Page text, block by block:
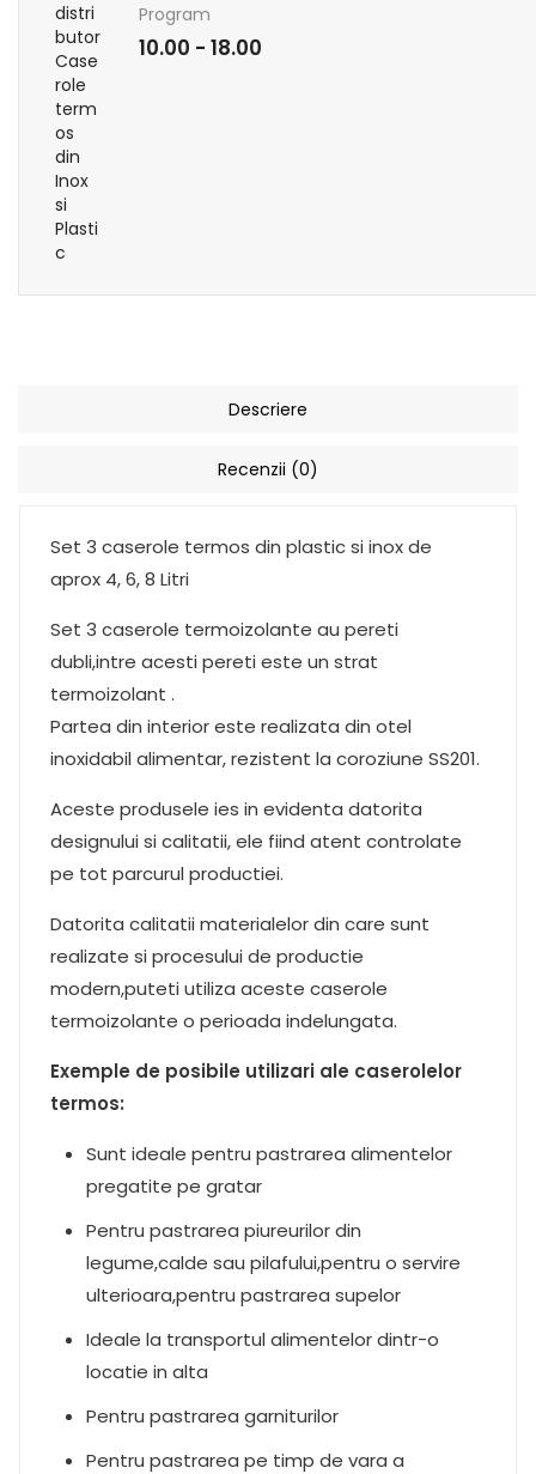
Program
10.00 - 18.00
Descriere
Recenzii (0)
Set 3 caserole termos din plastic si inox de
aprox 4, 6, 8 Litri
Set 3 caserole termoizolante au pereti
dubli,intre acesti pereti este un strat
termoizolant .
Partea din interior este realizata din otel
inoxidabil alimentar, rezistent la coroziune SS201.
Aceste produsele ies in evidenta datorita
designului si calitatii, ele fiind atent controlate
pe tot parcurul productiei.
Datorita calitatii materialelor din care sunt
realizate si procesului de productie
modern,puteti utiliza aceste caserole
termoizolante o perioada indelungata.
Exemple de posibile utilizari ale caserolelor
termos:
Sunt ideale pentru pastrarea alimentelor
pregatite pe gratar
Pentru pastrarea piureurilor din
legume,calde sau pilafului,pentru o servire
ulterioara,pentru pastrarea supelor
Ideale la transportul alimentelor dintr-o
locatie in alta
Pentru pastrarea garniturilor
Pentru pastrarea pe timp de vara a